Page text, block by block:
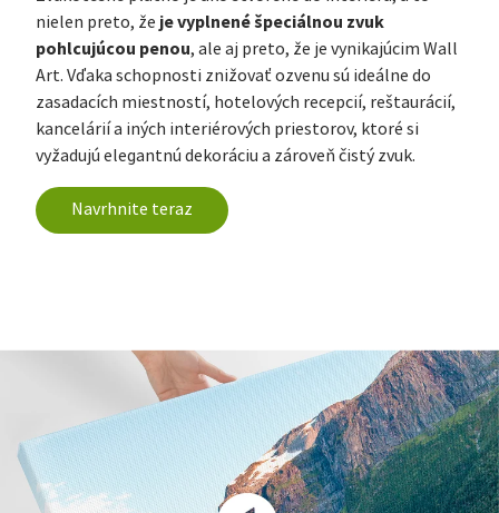
nielen preto, že je vyplnené špeciálnou zvuk
pohlcujúcou penou, ale aj preto, že je vynikajúcim Wall
Art. Vďaka schopnosti znižovať ozvenu sú ideálne do
zasadacích miestností, hotelových recepcií, reštaurácií,
kancelárií a iných interiérových priestorov, ktoré si
vyžadujú elegantnú dekoráciu a zároveň čistý zvuk.
Navrhnite teraz